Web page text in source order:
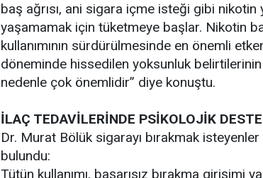
baş ağrısı, ani sigara içme isteği gibi
yaşamamak için tüketmeye başlar. Nikotin
kullanımının sürdürülmesinde en önemli
döneminde hissedilen yoksunluk
nedenle çok önemlidir” diye konuştu.
İLAÇ TEDAVİLERİNDE PSİKOLOJİK
Dr. Murat Bölük sigarayı bırakmak
bulundu:
Tütün kullanımı, başarısız bırakma girişimi